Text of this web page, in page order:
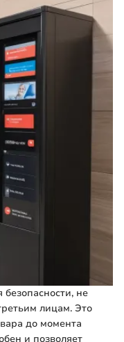
не
лицам. Это
до момента
и позволяет